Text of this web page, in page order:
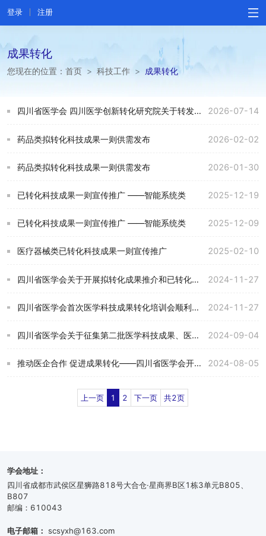
登录 注册
成果转化
您现在的位置： 首页 > 科技工作 > 成果转化
四川省医学会 四川医学创新转化研究院关于转发第四届“中研杯”医学创新转化研讨会及路演活动第二轮通知的通知 2026-07-14
药品类拟转化科技成果一则供需发布 2026-02-02
药品类拟转化科技成果一则供需发布 2026-01-30
已转化科技成果一则宣传推广 ——智能系统类 2025-12-19
已转化科技成果一则宣传推广 ——智能系统类 2025-12-09
医疗器械类已转化科技成果一则宣传推广 2025-02-10
四川省医学会关于开展拟转化成果推介和已转化成果推广的通知 2024-11-27
四川省医学会首次医学科技成果转化培训会顺利召开 2024-11-27
四川省医学会关于征集第二批医学科技成果、医药企业及投资机构需求信息的通知 2024-09-04
推动医企合作 促进成果转化——四川省医学会开展点对点成果转化对接活动 2024-08-05
上一页 1 2 下一页 共2页
学会地址：
四川省成都市武侯区星狮路818号大合仓·星商界B区1栋3单元B805、
B807
邮编：610043
电子邮箱： scsyxh@163.com